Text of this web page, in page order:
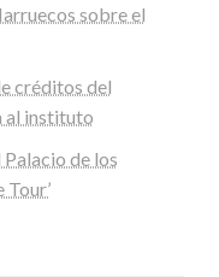
sobre el
créditos del
al instituto
de los